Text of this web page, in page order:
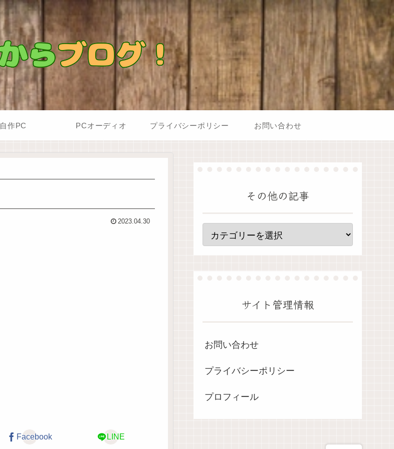
自作PC PCオーディオ プライバシーポリシー お問い合わせ
2023.04.30
Facebook LINE
その他の記事
サイト管理情報
お問い合わせ
プライバシーポリシー
プロフィール